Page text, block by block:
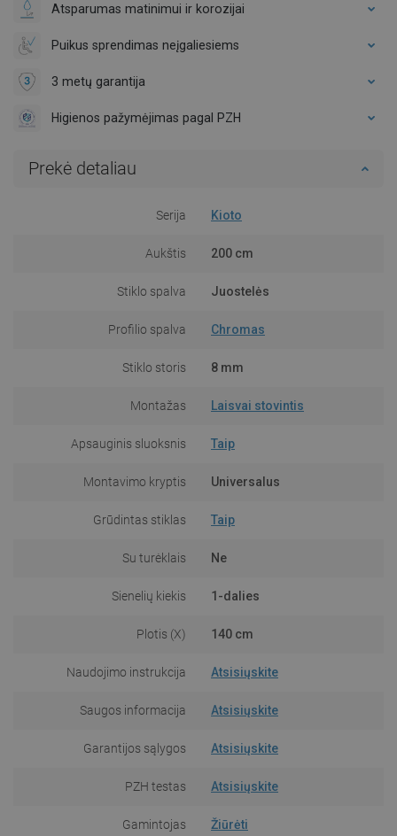
Atsparumas matinimui ir korozijai
Puikus sprendimas neįgaliesiems
3 metų garantija
Higienos pažymėjimas pagal PZH
Prekė detaliau
Serija Kioto
Aukštis 200 cm
Stiklo spalva Juostelės
Profilio spalva Chromas
Stiklo storis 8 mm
Montažas Laisvai stovintis
Apsauginis sluoksnis Taip
Montavimo kryptis Universalus
Grūdintas stiklas Taip
Su turėklais Ne
Sienelių kiekis 1-dalies
Plotis (X) 140 cm
Naudojimo instrukcija Atsisiųskite
Saugos informacija Atsisiųskite
Garantijos sąlygos Atsisiųskite
PZH testas Atsisiųskite
Gamintojas Žiūrėti